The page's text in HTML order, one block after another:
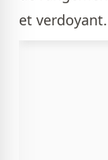
et verdoyant.